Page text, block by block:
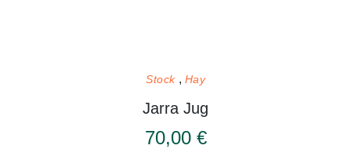
Stock Hay
Jarra Jug
70,00 €